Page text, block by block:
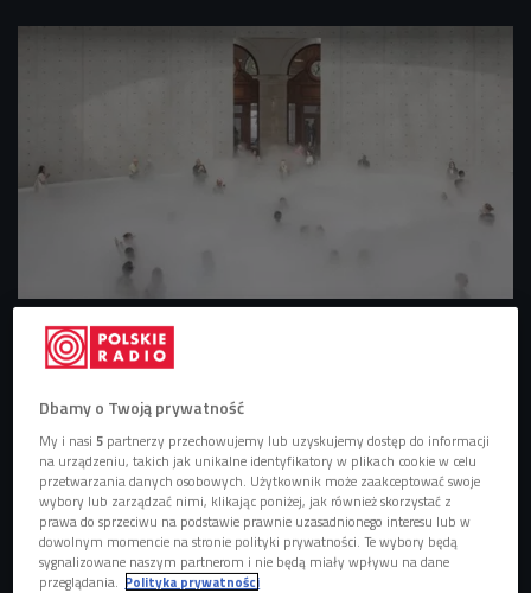
Collection
spowija nasze miasta, rozsiada się na łąkach, nad jeziorami,
w górach. Niełatwo jednak jest zaprosić mgłę do wnętrz.
Ten niezwykły zabieg udał się japońskiej artystce Fujiko
Nakayi, której wystawę możemy odwiedzić w paryskim
Bourse de Commerce. Ekspozycja została otwarta 4
czerwca i potrwa do 14 września.
Dbamy o Twoją prywatność
My i nasi5 partnerzy przechowujemy lub uzyskujemy dostęp do informacji
na urządzeniu, takich jak unikalne identyfikatory w plikach cookie w celu
przetwarzania danych osobowych. Użytkownik może zaakceptować swoje
wybory lub zarządzać nimi, klikając poniżej, jak również skorzystać z
prawa do sprzeciwu na podstawie prawnie uzasadnionego interesu lub w
dowolnym momencie na stronie polityki prywatności. Te wybory będą
sygnalizowane naszym partnerom i nie będą miały wpływu na dane
przeglądania. Polityka prywatności